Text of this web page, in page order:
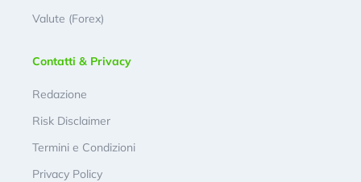
Valute (Forex)
Contatti & Privacy
Redazione
Risk Disclaimer
Termini e Condizioni
Privacy Policy